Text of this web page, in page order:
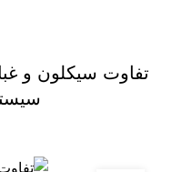
تفاوت سیکلون و